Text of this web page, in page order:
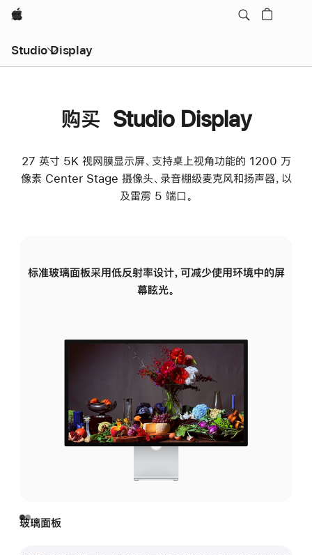
Apple
Studio Display
购买 Studio Display
27 英寸 5K 视网膜显示屏、支持桌上视角功能的 1200 万
像素 Center Stage 摄像头、录音棚级麦克风和扬声器，以
及雷雳 5 端口。
标准玻璃面板采用低反射率设计，可减少使用环境中的屏
幕眩光。
玻璃面板